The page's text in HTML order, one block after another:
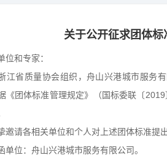
关于公开征求团体
位和专家：
省质量协会组织，舟山兴港城市服务有
《团体标准管理规定》（国标委联〔
请各相关单位和个人对上述团体标准提出
位：舟山兴港城市服务有限公司。